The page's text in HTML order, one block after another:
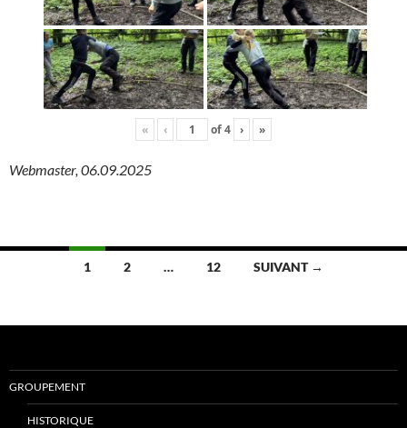
« ‹ of4 › »
Webmaster, 06.09.2025
Navigation
articles
1 2 … 12 SUIVANT →
GROUPEMENT
HISTORIQUE